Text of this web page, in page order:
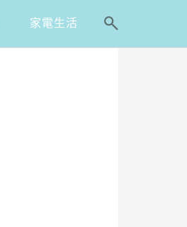
家電生活